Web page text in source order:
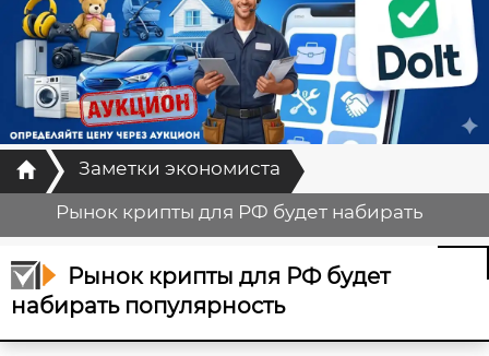
ГлавнаяЗаметки экономиста
Рынок крипты для РФ будет набирать
Рынок крипты для РФ будет
набирать популярность